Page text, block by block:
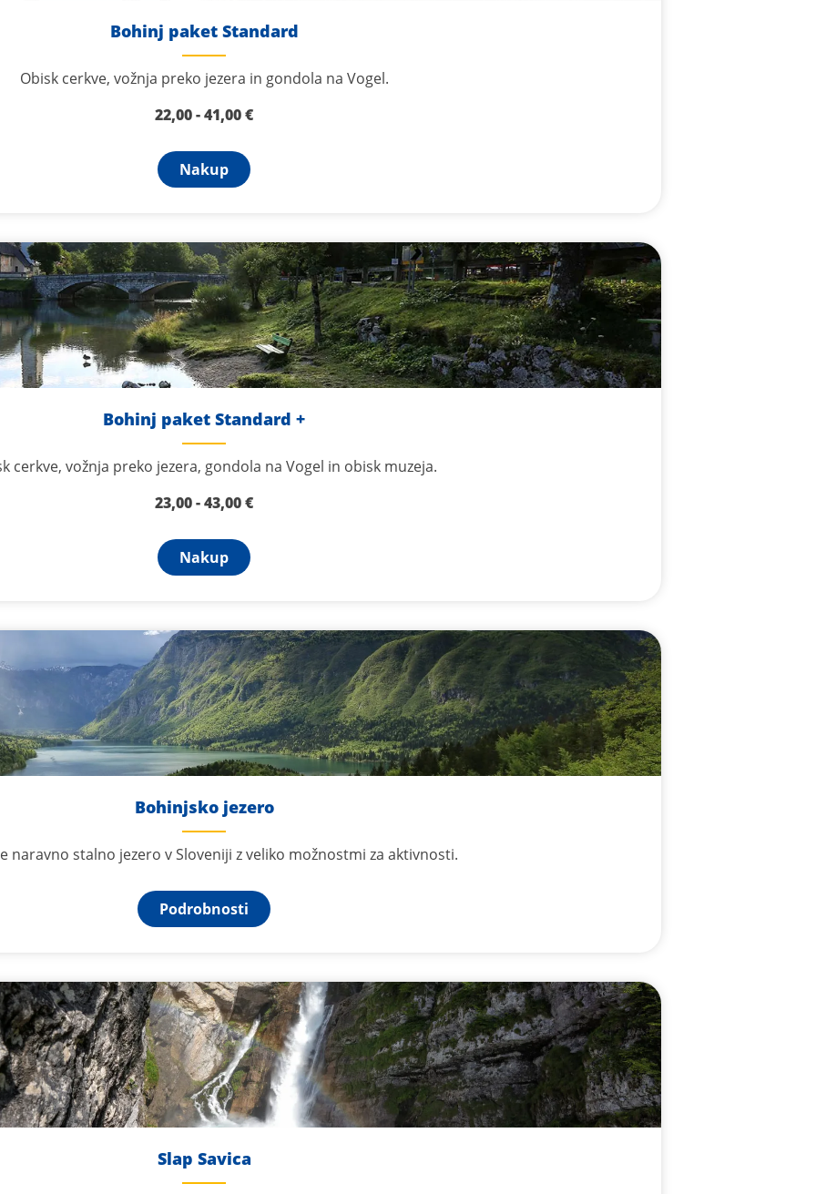
Bohinj paket Standard
Obisk cerkve, vožnja preko jezera in gondola na Vogel.
22,00- 41,00€
Nakup
Bohinj paket Standard +
cerkve, vožnja preko jezera, gondola na Vogel in obisk muzeja.
23,00- 43,00€
Nakup
Bohinjsko jezero
naravno stalno jezero v Sloveniji z veliko možnostmi za aktivnosti.
Podrobnosti
Slap Savica